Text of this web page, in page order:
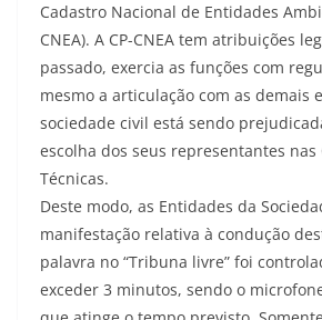
Cadastro Nacional de Entidades
CNEA). A CP-CNEA tem atribuições
passado, exercia as funções com
mesmo a articulação com as demais
sociedade civil está sendo
escolha dos seus representantes nas
Técnicas.
Deste modo, as Entidades da
manifestação relativa à condução
palavra no “Tribuna livre” foi
exceder 3 minutos, sendo o